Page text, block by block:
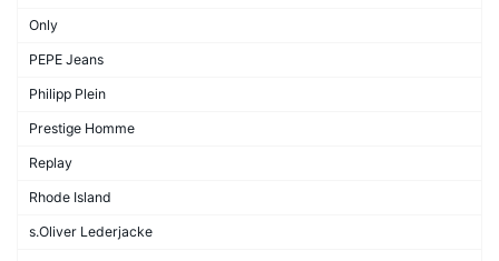
Only
PEPE Jeans
Philipp Plein
Prestige Homme
Replay
Rhode Island
s.Oliver Lederjacke